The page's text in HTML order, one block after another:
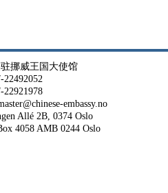
挪威王国大使馆
embassy.no
Allé 2B, 0374 Oslo
4058 AMB 0244 Oslo